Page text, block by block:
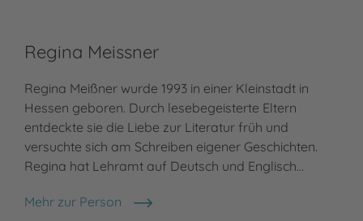
Regina Meissner
Regina Meißner wurde 1993 in einer Kleinstadt in
Hessen geboren. Durch lesebegeisterte Eltern
entdeckte sie die Liebe zur Literatur früh und
versuchte sich am Schreiben eigener Geschichten.
Regina hat Lehramt auf Deutsch und Englisch…
Mehr zur Person
Regina Meissner